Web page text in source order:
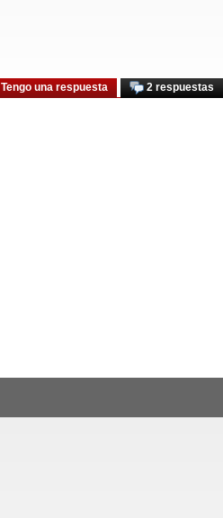
2 respuestas
Tengo una respuesta